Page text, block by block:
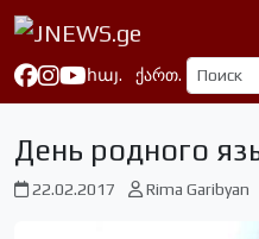
հայ. ქართ.
День родного
22.02.2017 Rima Garibyan